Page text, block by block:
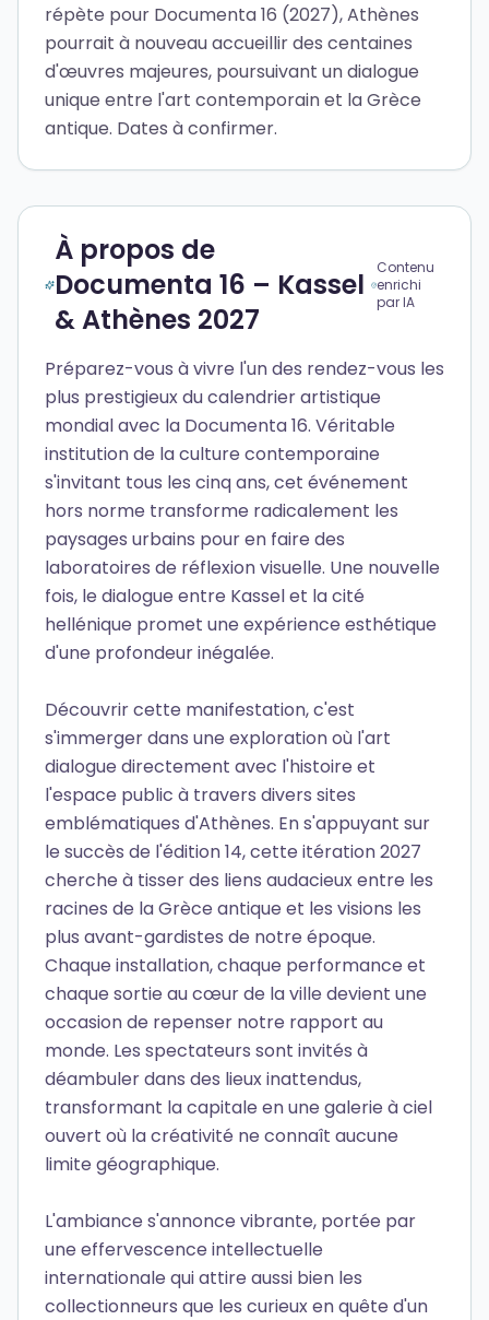
répète pour Documenta 16 (2027), Athènes
pourrait à nouveau accueillir des centaines
d'œuvres majeures, poursuivant un dialogue
unique entre l'art contemporain et la Grèce
antique. Dates à confirmer.
À propos de
Documenta 16 – Kassel
& Athènes 2027
Contenu
enrichi
par IA
Préparez-vous à vivre l'un des rendez-vous les
plus prestigieux du calendrier artistique
mondial avec la Documenta 16. Véritable
institution de la culture contemporaine
s'invitant tous les cinq ans, cet événement
hors norme transforme radicalement les
paysages urbains pour en faire des
laboratoires de réflexion visuelle. Une nouvelle
fois, le dialogue entre Kassel et la cité
hellénique promet une expérience esthétique
d'une profondeur inégalée.
Découvrir cette manifestation, c'est
s'immerger dans une exploration où l'art
dialogue directement avec l'histoire et
l'espace public à travers divers sites
emblématiques d'Athènes. En s'appuyant sur
le succès de l'édition 14, cette itération 2027
cherche à tisser des liens audacieux entre les
racines de la Grèce antique et les visions les
plus avant-gardistes de notre époque.
Chaque installation, chaque performance et
chaque sortie au cœur de la ville devient une
occasion de repenser notre rapport au
monde. Les spectateurs sont invités à
déambuler dans des lieux inattendus,
transformant la capitale en une galerie à ciel
ouvert où la créativité ne connaît aucune
limite géographique.
L'ambiance s'annonce vibrante, portée par
une effervescence intellectuelle
internationale qui attire aussi bien les
collectionneurs que les curieux en quête d'un